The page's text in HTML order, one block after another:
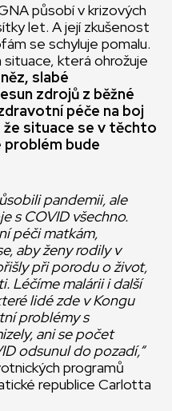
působí v krizových
let. A její zkušenost
se schyluje pomalu.
která ohrožuje
slabé
zdrojů z běžné
péče na boj
že situace se v těchto
problém bude
pandemii, ale
s COVID všechno.
péči matkám,
aby ženy rodily v
při porodu o život,
Léčíme malárii i další
lidé zde v Kongu
problémy s
ani se počet
odsunul do pozadí,“
programů
republice Carlotta